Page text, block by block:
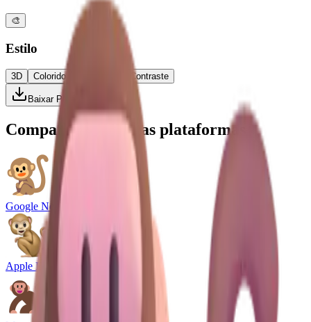
🎨
Estilo
3D Colorido Alto Contraste
Baixar PNG
Compare com outras plataformas
Google Noto Emoji
Apple Emoji